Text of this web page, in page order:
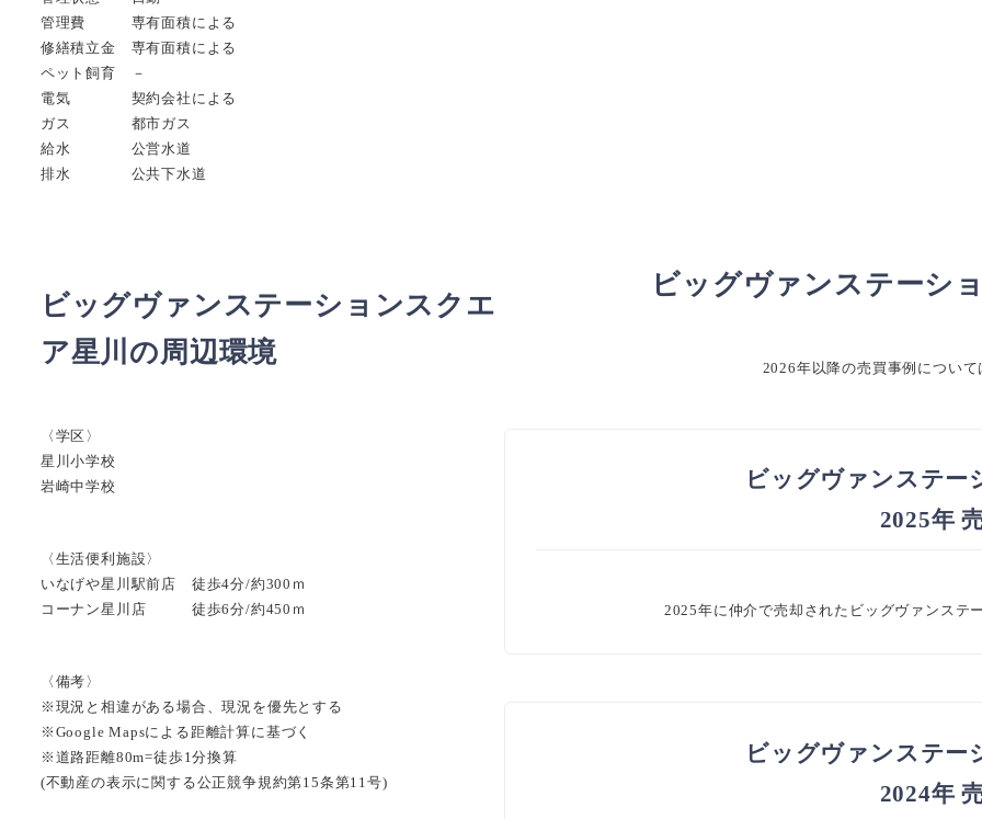
管理費 専有面積による
修繕積立金 専有面積による
ペット飼育 －
電気 契約会社による
ガス 都市ガス
給水 公営水道
排水 公共下水道
ビッグヴァンステーションスクエ
ア星川の周辺環境
〈学区〉
星川小学校
岩崎中学校
〈生活便利施設〉
いなげや星川駅前店 徒歩4分/約300ｍ
コーナン星川店 徒歩6分/約450ｍ
〈備考〉
※現況と相違がある場合、現況を優先とする
※Google Mapsによる距離計算に基づく
※道路距離80m=徒歩1分換算
(不動産の表示に関する公正競争規約第15条第11号)
ビッグヴァンステーシ
2026年以降の売買事例につい
ビッグヴァンステー
2025年
2025年に仲介で売却されたビッグヴァンステ
ビッグヴァンステー
2024年